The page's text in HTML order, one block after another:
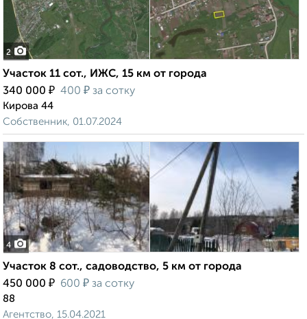
2
Участок 11 сот., ИЖС, 15 км от города
340 000 ₽ 400 ₽ за сотку
Кирова 44
Собственник, 01.07.2024
4
Участок 8 сот., садоводство, 5 км от города
450 000 ₽ 600 ₽ за сотку
88
Агентство, 15.04.2021